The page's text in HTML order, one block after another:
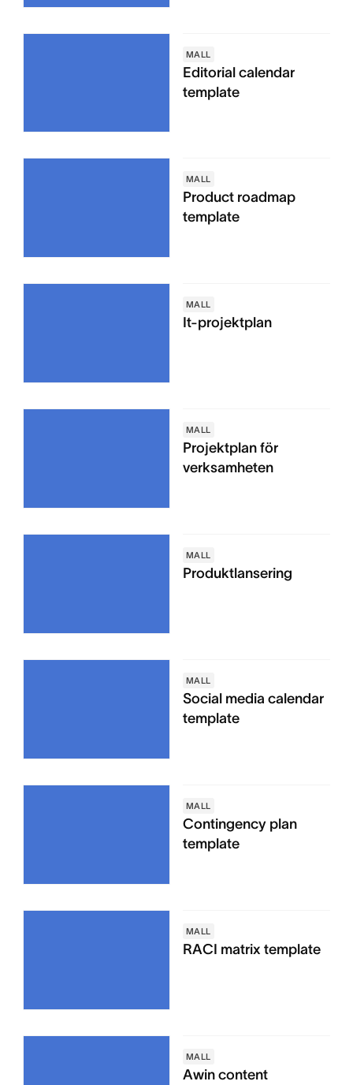
MALL
Editorial calendar
template
MALL
Product roadmap
template
MALL
It-projektplan
MALL
Projektplan för
verksamheten
MALL
Produktlansering
MALL
Social media calendar
template
MALL
Contingency plan
template
MALL
RACI matrix template
MALL
Awin content